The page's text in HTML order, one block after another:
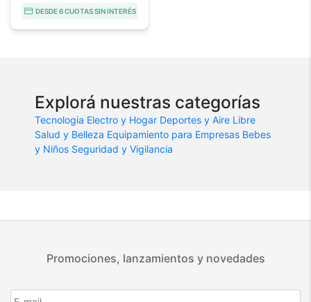
DESDE 6 CUOTAS SIN INTERÉS
Explorá nuestras categorías
Tecnologia Electro y Hogar Deportes y Aire Libre
Salud y Belleza Equipamiento para Empresas Bebes
y Niños Seguridad y Vigilancia
Promociones, lanzamientos y novedades